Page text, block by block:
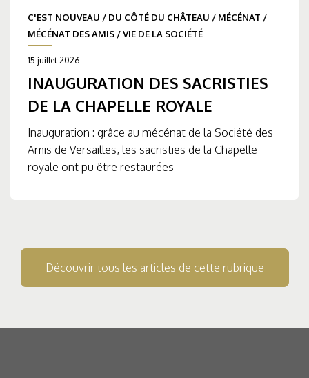
C'EST NOUVEAU / DU CÔTÉ DU CHÂTEAU / MÉCÉNAT /
MÉCÉNAT DES AMIS /VIE DE LA SOCIÉTÉ
15 juillet 2026
INAUGURATION DES SACRISTIES
DE LA CHAPELLE ROYALE
Inauguration : grâce au mécénat de la Société des
Amis de Versailles, les sacristies de la Chapelle
royale ont pu être restaurées
Découvrir tous les articles de cette rubrique